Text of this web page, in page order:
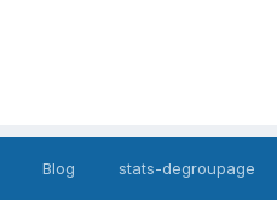
Blog stats-degroupage